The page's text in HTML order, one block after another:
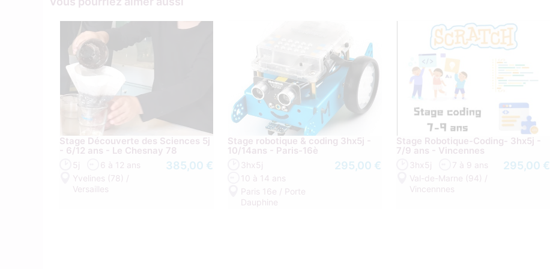
Stage Découverte des Sciences 5j
- 6/12 ans - Le Chesnay 78
5j
6 à 12 ans
Yvelines (78) /
Versailles
385,00 €
Stage robotique & coding 3hx5j -
10/14ans - Paris-16è
3hx5j
10 à 14 ans
Paris 16e / Porte
Dauphine
295,00 €
Stage Robotique-Coding- 3hx5j -
7/9 ans - Vincennes
3hx5j
7 à 9 ans
Val-de-Marne (94) /
Vincennnes
295,00 €